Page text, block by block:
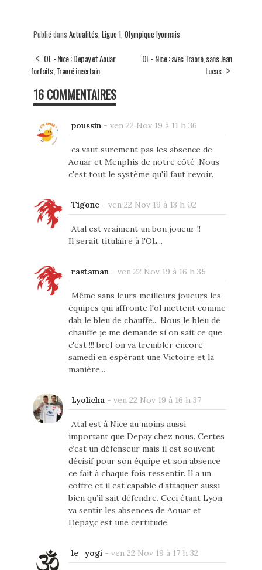
Publié dans Actualités, Ligue 1, Olympique lyonnais
OL - Nice : Depay et Aouar
forfaits, Traoré incertain
OL - Nice : avec Traoré, sans Jean
Lucas
16 COMMENTAIRES
poussin- ven 22 Nov 19 à 11 h 36
ca vaut surement pas les absence de
Aouar et Menphis de notre côté .Nous
c'est tout le système qu'il faut revoir.
Tigone- ven 22 Nov 19 à 13 h 02
Atal est vraiment un bon joueur !!
Il serait titulaire à l'OL...
rastaman- ven 22 Nov 19 à 16 h 35
Même sans leurs meilleurs joueurs les
équipes qui affronte l'ol mettent comme
dab le bleu de chauffe... Nous le bleu de
chauffe je me demande si on sait ce que
c'est !!! bref on va trembler encore
samedi en espérant une Victoire et la
manière...
Lyolicha- ven 22 Nov 19 à 16 h 37
Atal est à Nice au moins aussi
important que Depay chez nous. Certes
c’est un défenseur mais il est souvent
décisif pour son équipe et son absence
ce fait à chaque fois ressentir. Il a un
coffre et il est capable d’attaquer aussi
bien qu’il sait défendre. Ceci étant Lyon
va sentir les absences de Aouar et
Depay,c’est une certitude.
le_yogi- ven 22 Nov 19 à 17 h 32